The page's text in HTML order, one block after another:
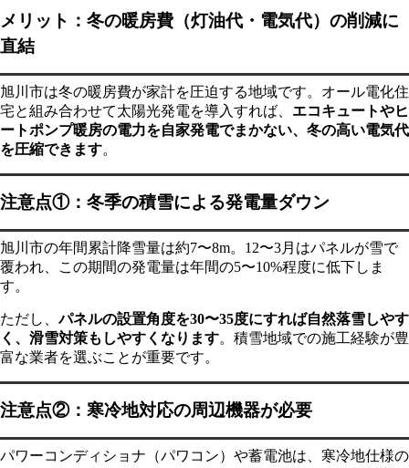
メリット：冬の暖房費（灯油代・電気代）の削減に
直結
旭川市は冬の暖房費が家計を圧迫する地域です。オール電化住
宅と組み合わせて太陽光発電を導入すれば、 エコキュートやヒ
ートポンプ暖房の電力を自家発電でまかない、冬の高い電気代
を圧縮できます。
注意点①：冬季の積雪による発電量ダウン
旭川市の年間累計降雪量は約7〜8m。12〜3月はパネルが雪で
覆われ、この期間の発電量は年間の5〜10%程度に低下しま
す。
ただし、パネルの設置角度を30〜35度にすれば自然落雪しやす
く、滑雪対策もしやすくなります。積雪地域での施工経験が豊
富な業者を選ぶことが重要です。
注意点②：寒冷地対応の周辺機器が必要
パワーコンディショナ（パワコン）や蓄電池は、寒冷地仕様の